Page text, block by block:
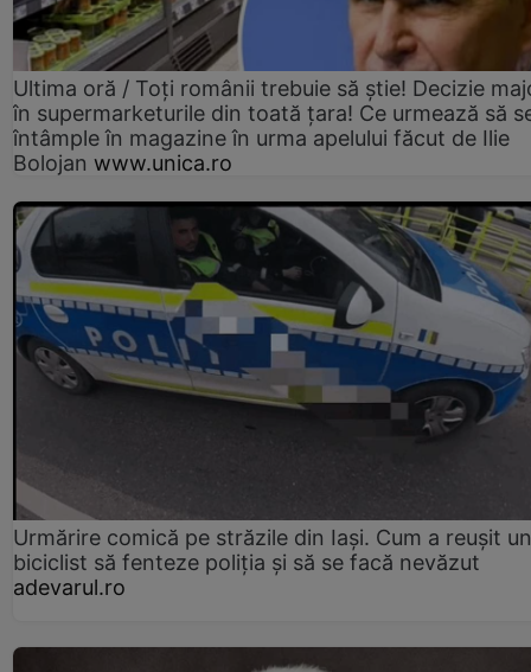
Ultima oră / Toți românii trebuie să știe! Decizie
în supermarketurile din toată țara! Ce urmează să
întâmple în magazine în urma apelului făcut de Ilie
Bolojan www.unica.ro
Urmărire comică pe străzile din Iași. Cum a reușit un
biciclist să fenteze poliția și să se facă nevăzut
adevarul.ro